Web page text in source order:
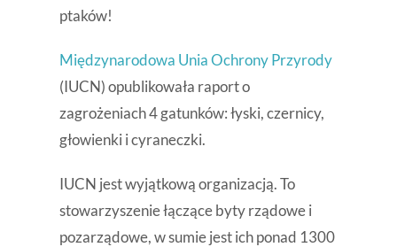
ptaków!
Międzynarodowa Unia Ochrony Przyrody
(IUCN) opublikowała raport o
zagrożeniach 4 gatunków: łyski, czernicy,
głowienki i cyraneczki.
IUCN jest wyjątkową organizacją. To
stowarzyszenie łączące byty rządowe i
pozarządowe, w sumie jest ich ponad 1300